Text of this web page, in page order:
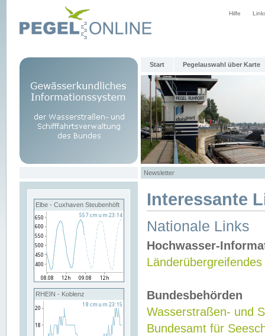
Hilfe
Start Pegelauswahl über Karte
Newsletter
Elbe - Cuxhaven Steubenhöft
RHEIN - Koblenz
Interessante
Nationale Links
Hochwasser-
Bundesbehörden
Wasserstraßen- und
Bundesamt für